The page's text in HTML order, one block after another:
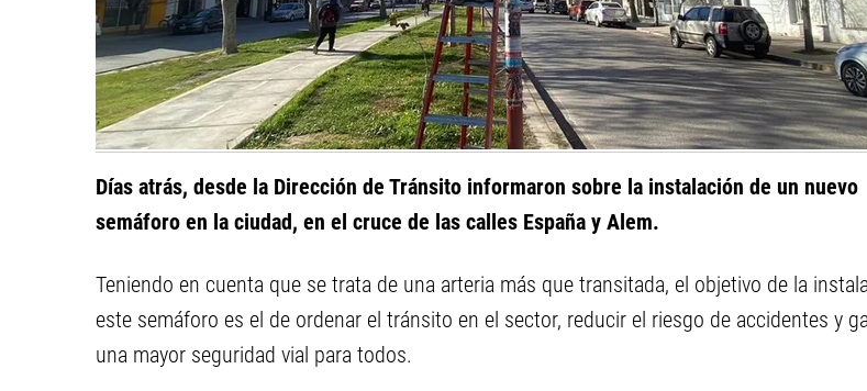
Días atrás, desde la Dirección de Tránsito informaron sobre la instalación de un nuevo
semáforo en la ciudad, en el cruce de las calles España y Alem.
Teniendo en cuenta que se trata de una arteria más que transitada, el objetivo de la
este semáforo es el de ordenar el tránsito en el sector, reducir el riesgo de accidentes y
una mayor seguridad vial para todos.